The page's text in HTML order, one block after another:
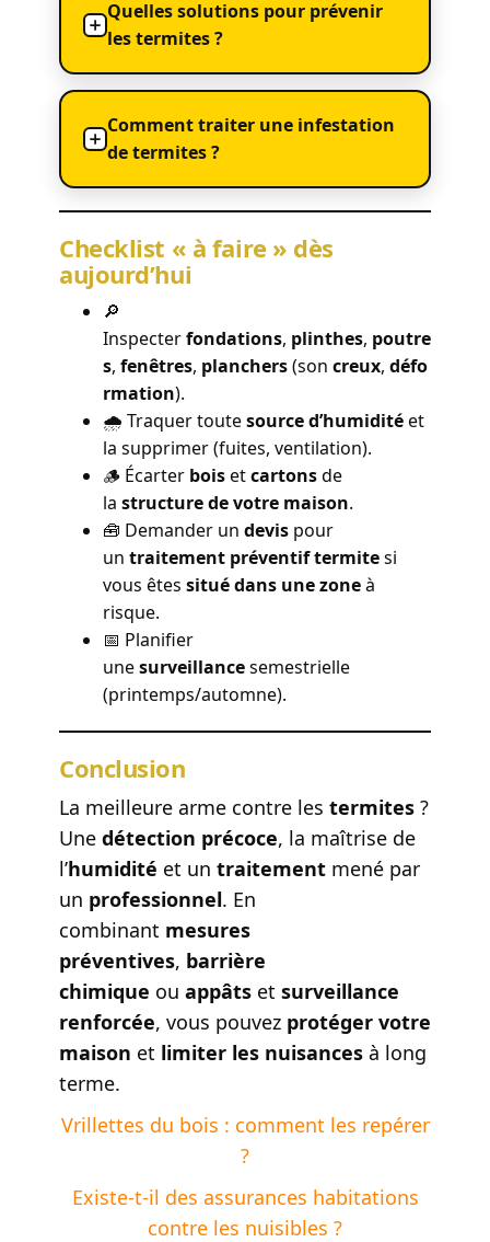
Quelles solutions pour prévenir
les termites ?
Comment traiter une infestation
de termites ?
Checklist « à faire » dès
aujourd’hui
🔎
Inspecterfondations, plinthes, poutre
s, fenêtres, planchers(son creux, défo
rmation).
🌧️ Traquer toutesource d’humiditéet
la supprimer (fuites, ventilation).
🪵 Écarter boisetcartonsde
la structure de votre maison.
🧰 Demander un devis pour
un traitement préventif termitesi
vous êtes situé dans une zoneà
risque.
📅 Planifier
unesurveillancesemestrielle
(printemps/automne).
Conclusion
La meilleure arme contre les termites ?
Une détection précoce, la maîtrise de
l’humidité et un traitement mené par
un professionnel. En
combinant mesures
préventives, barrière
chimique ou appâts et surveillance
renforcée, vous pouvez protéger votre
maison et limiter les nuisances à long
terme.
Vrillettes du bois : comment les repérer
?
Existe-t-il des assurances habitations
contre les nuisibles ?